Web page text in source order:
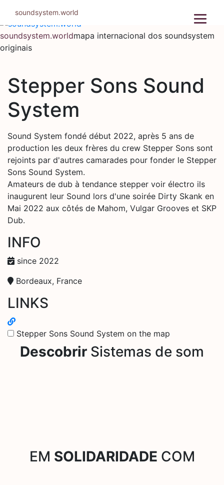
para
conteúdo
soundsystem.worldmapa internacional dos soundsystem
originais
Stepper Sons Sound
System
Sound System fondé début 2022, après 5 ans de
production les deux frères du crew Stepper Sons sont
rejoints par d'autres camarades pour fonder le Stepper
Sons Sound System.
Amateurs de dub à tendance stepper voir électro ils
inaugurent leur Sound lors d'une soirée Dirty Skank en
Mai 2022 aux côtés de Mahom, Vulgar Grooves et SKP
Dub.
INFO
since 2022
Bordeaux, France
LINKS
Stepper Sons Sound System on the map
Descobrir Sistemas de som
EM SOLIDARIDADE COM
soundsystem.world